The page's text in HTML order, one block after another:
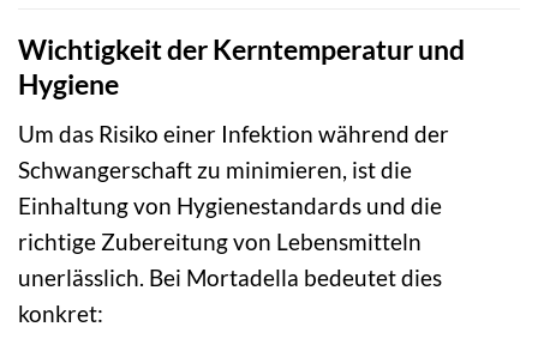
Wichtigkeit der Kerntemperatur und
Hygiene
Um das Risiko einer Infektion während der
Schwangerschaft zu minimieren, ist die
Einhaltung von Hygienestandards und die
richtige Zubereitung von Lebensmitteln
unerlässlich. Bei Mortadella bedeutet dies
konkret: